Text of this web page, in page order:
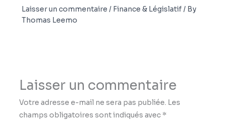
Laisser un commentaire / Finance & Législatif/ By
Thomas Leemo
Laisser un commentaire
Votre adresse e-mail ne sera pas publiée. Les
champs obligatoires sont indiqués avec *